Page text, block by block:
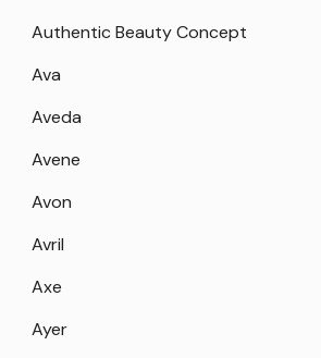
Authentic Beauty Concept
Ava
Aveda
Avene
Avon
Avril
Axe
Ayer